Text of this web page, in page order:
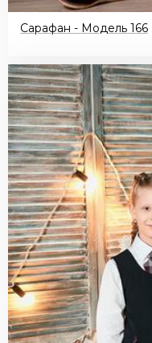
Сарафан - Модель 166